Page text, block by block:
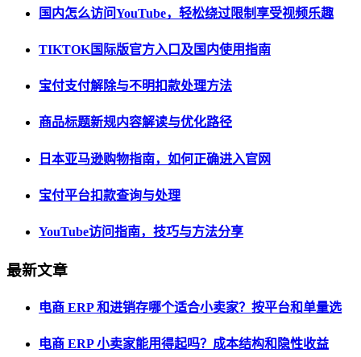
国内怎么访问YouTube，轻松绕过限制享受视频乐趣
TIKTOK国际版官方入口及国内使用指南
宝付支付解除与不明扣款处理方法
商品标题新规内容解读与优化路径
日本亚马逊购物指南，如何正确进入官网
宝付平台扣款查询与处理
YouTube访问指南，技巧与方法分享
最新文章
电商 ERP 和进销存哪个适合小卖家？按平台和单量选
电商 ERP 小卖家能用得起吗？成本结构和隐性收益